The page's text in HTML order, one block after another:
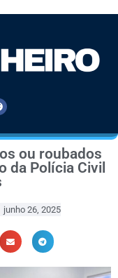
ou roubados
da Polícia Civil
junho 26, 2025